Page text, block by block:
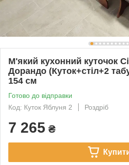
М'який кухонний куточок
Дорандо (Куток+стіл+2
154 см
Готово до відправки
Код: Куток Яблуня 2
Роздріб
7 265 ₴